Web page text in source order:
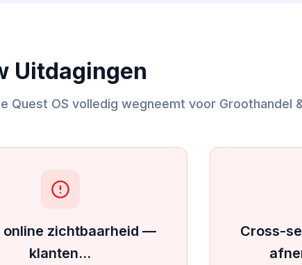
Uitdagingen
Quest OS volledig wegneemt voor Groothandel
online zichtbaarheid —
klanten…
Cross-